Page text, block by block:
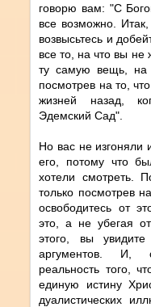
говорю вам: "С
все возможно.
возвысьтесь и
все то, на что вы не
ту самую вещь, на
посмотрев на то,
жизней назад,
Эдемский Сад".
Но вас не изгоняли
его, потому что
хотели смотреть.
только посмотрев
освободитесь от
это, а не убегая
этого, вы увидите
аргументов. И,
реальность того,
единую истину
дуалистических